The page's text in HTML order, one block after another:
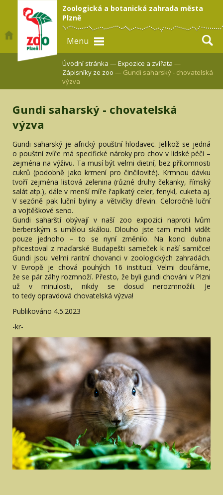
Zoologická a botanická zahrada města
Plzně
Menu
Úvodní stránka —Expozice a zvířata —
Zápisníky ze zoo — Gundi saharský - chovatelská
výzva
Gundi saharský - chovatelská
výzva
Gundi saharský je africký pouštní hlodavec. Jelikož se jedná
o pouštní zvíře má specifické nároky pro chov v lidské péči –
zejména na výživu. Ta musí být velmi dietní, bez přítomnosti
cukrů (podobně jako krmení pro činčilovité). Krmnou dávku
tvoří zejména listová zelenina (různé druhy čekanky, římský
salát atp.), dále v menší míře řapíkatý celer, fenykl, cuketa aj.
V sezóně pak luční byliny a větvičky dřevin. Celoročně luční
a vojtěškové seno.
Gundi saharští obývají v naší zoo expozici naproti lvům
berberským s umělou skálou. Dlouho jste tam mohli vidět
pouze jednoho – to se nyní změnilo. Na konci dubna
přicestoval z maďarské Budapešti sameček k naší samičce!
Gundi jsou velmi raritní chovanci v zoologických zahradách.
V Evropě je chová pouhých 16 institucí. Velmi doufáme,
že se pár záhy rozmnoží. Přesto, že byli gundi chováni v Plzni
už v minulosti, nikdy se dosud nerozmnožili. Je
to tedy opravdová chovatelská výzva!
Publikováno 4.5.2023
-kr-